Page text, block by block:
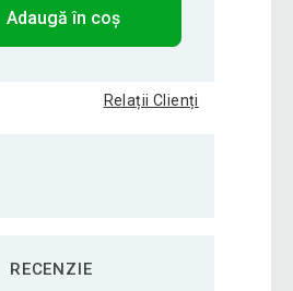
Adaugă în coș
Relații Clienți
RECENZIE